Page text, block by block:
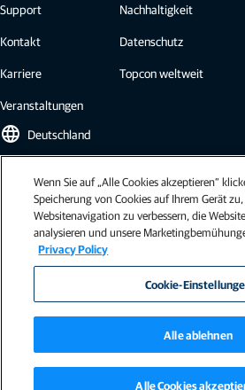
Support
Kontakt
Karriere
Veranstaltungen
Nachhaltigkeit
Datenschutz
Topcon weltweit
language Deutschland
Topcon Newsletter
Abonnieren Sie den Topcon Newsletter und erhalten Sie
Brancheninformationen, Fallstudien,
Newsletter abonnieren
Wenn Sie auf „Alle Cookies akzeptieren“
Speicherung von Cookies auf Ihrem Gerät
Websitenavigation zu verbessern, die
analysieren und unsere
Privacy Policy
Cookie-
Alle ablehnen
Alle Cookies